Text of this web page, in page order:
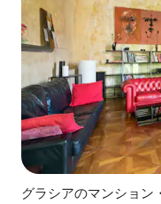
グラシアのマンション